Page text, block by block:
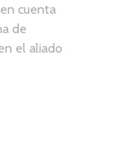
cuenta
de
el aliado